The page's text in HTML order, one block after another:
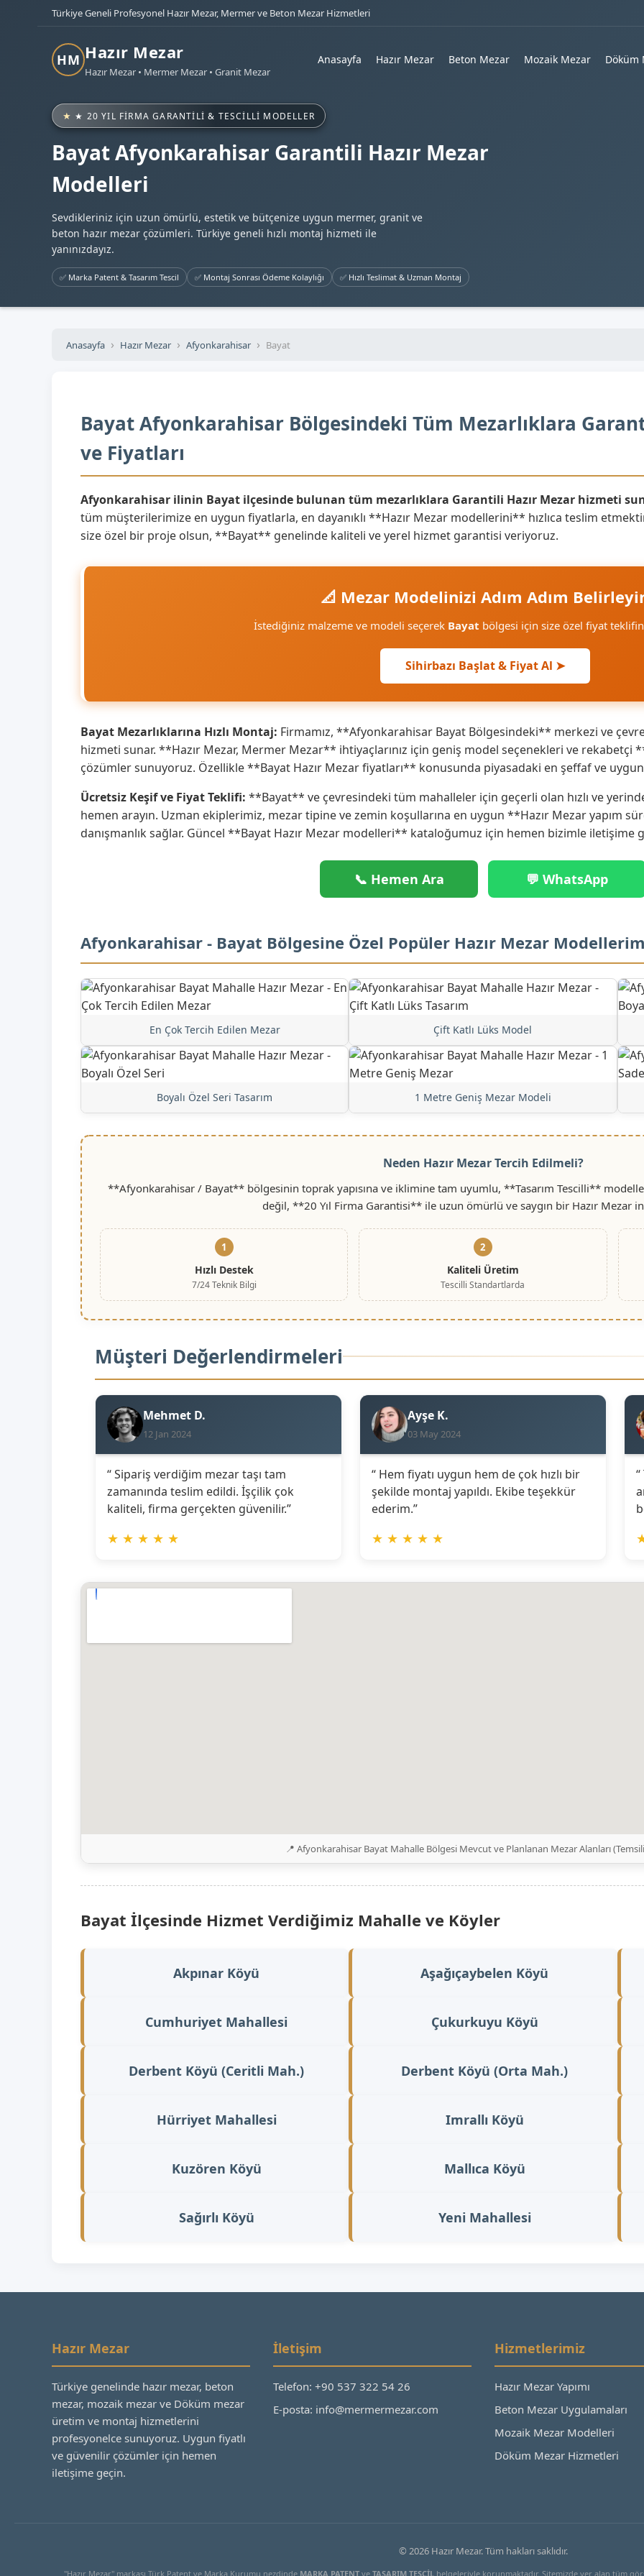
Türkiye Geneli Profesyonel Hazır Mezar, Mermer ve Beton Mezar Hizmetleri
HM Hazır Mezar
Hazır Mezar • Mermer Mezar • Granit Mezar
Anasayfa Hazır Mezar Beton Mezar Mozaik Mezar Döküm
★ 20 YIL FIRMA GARANTILI & TESCILLI MODELLER
Bayat Afyonkarahisar Garantili Hazır Mezar
Modelleri
Sevdikleriniz için uzun ömürlü, estetik ve bütçenize uygun mermer, granit ve
beton hazır mezar çözümleri. Türkiye geneli hızlı montaj hizmeti ile
yanınızdayız.
✅ Marka Patent & Tasarım Tescil ✅ Montaj Sonrası Ödeme Kolaylığı ✅ Hızlı Teslimat & Uzman Montaj
Anasayfa Hazır Mezar Afyonkarahisar Bayat
Bayat Afyonkarahisar Bölgesindeki Tüm Mezarlıklara
ve Fiyatları
Afyonkarahisar ilinin Bayat ilçesinde bulunan tüm mezarlıklara Garantili Hazır Mezar hizmeti
tüm müşterilerimize en uygun fiyatlarla, en dayanıklı **Hazır Mezar modellerini** hızlıca teslim
size özel bir proje olsun, **Bayat** genelinde kaliteli ve yerel hizmet garantisi veriyoruz.
📐 Mezar Modelinizi Adım Adım
İstediğiniz malzeme ve modeli seçerek Bayat bölgesi için size özel fiyat
Sihirbazı Başlat & Fiyat Al ➤
Bayat Mezarlıklarına Hızlı Montaj: Firmamız, **Afyonkarahisar Bayat Bölgesindeki** merkezi ve
hizmeti sunar. **Hazır Mezar, Mermer Mezar** ihtiyaçlarınız için geniş model seçenekleri ve rekabetçi
çözümler sunuyoruz. Özellikle **Bayat Hazır Mezar fiyatları** konusunda piyasadaki en şeffaf ve
Ücretsiz Keşif ve Fiyat Teklifi: **Bayat** ve çevresindeki tüm mahalleler için geçerli olan hızlı ve
hemen arayın. Uzman ekiplerimiz, mezar tipine ve zemin koşullarına en uygun **Hazır Mezar yapım
danışmanlık sağlar. Güncel **Bayat Hazır Mezar modelleri** kataloğumuz için hemen bizimle iletişime
📞 Hemen Ara 💬 WhatsApp
Afyonkarahisar - Bayat Bölgesine Özel Popüler Hazır Mezar
En Çok Tercih Edilen Mezar Çift Katlı Lüks Model
Boyalı Özel Seri Tasarım 1 Metre Geniş Mezar Modeli
Neden Hazır Mezar Tercih Edilmeli?
**Afyonkarahisar / Bayat** bölgesinin toprak yapısına ve iklimine tam uyumlu, **Tasarım Tescilli**
değil, **20 Yıl Firma Garantisi** ile uzun ömürlü ve saygın bir Hazır Mezar
1
Hızlı Destek
7/24 Teknik Bilgi
2
Kaliteli Üretim
Tescilli Standartlarda
Müşteri Değerlendirmeleri
Mehmet D.
12 Jan 2024
“ Sipariş verdiğim mezar taşı tam
zamanında teslim edildi. İşçilik çok
kaliteli, firma gerçekten güvenilir.”
★ ★ ★ ★ ★
Ayşe K.
03 May 2024
“ Hem fiyatı uygun hem de çok hızlı bir
şekilde montaj yapıldı. Ekibe teşekkür
ederim.”
★ ★ ★ ★ ★
📍 Afyonkarahisar Bayat Mahalle Bölgesi Mevcut ve Planlanan Mezar Alanları
Bayat İlçesinde Hizmet Verdiğimiz Mahalle ve Köyler
Akpınar Köyü Aşağıçaybelen Köyü
Cumhuriyet Mahallesi Çukurkuyu Köyü
Derbent Köyü (Ceritli Mah.) Derbent Köyü (Orta Mah.)
Hürriyet Mahallesi Imrallı Köyü
Kuzören Köyü Mallıca Köyü
Sağırlı Köyü Yeni Mahallesi
Hazır Mezar
Türkiye genelinde hazır mezar, beton
mezar, mozaik mezar ve Döküm mezar
üretim ve montaj hizmetlerini
profesyonelce sunuyoruz. Uygun fiyatlı
ve güvenilir çözümler için hemen
iletişime geçin.
İletişim
Telefon: +90 537 322 54 26
E-posta: info@mermermezar.com
Hizmetlerimiz
Hazır Mezar Yapımı
Beton Mezar Uygulamaları
Mozaik Mezar Modelleri
Döküm Mezar Hizmetleri
© 2026 Hazır Mezar. Tüm hakları saklıdır.
"Hazır Mezar" markası Türk Patent ve Marka Kurumu nezdinde MARKA PATENT ve TASARIM TESCİL belgeleriyle korunmaktadır. Sitemizde yer alan tüm